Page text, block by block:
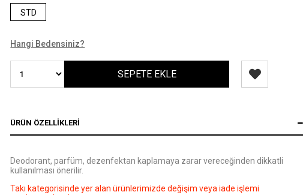
STD
Hangi Bedensiniz?
ÜRÜN ÖZELLIKLERI
Deodorant, parfüm, dezenfektan kaplamaya zarar vereceğinden dikkatli
kullanılması önerilir.
Takı kategorisinde yer alan ürünlerimizde değişim veya iade işlemi